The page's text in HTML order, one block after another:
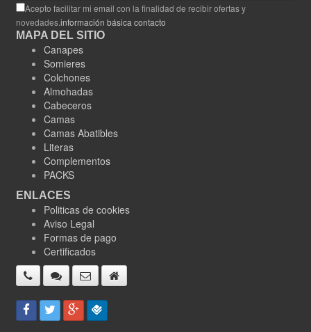
Acepto facilitar mi email con la finalidad de recibir ofertas y
novedades.información básica contacto
MAPA DEL SITIO
Canapes
Somieres
Colchones
Almohadas
Cabeceros
Camas
Camas Abatibles
Literas
Complementos
PACKS
ENLACES
Politicas de cookies
Aviso Legal
Formas de pago
Certificados